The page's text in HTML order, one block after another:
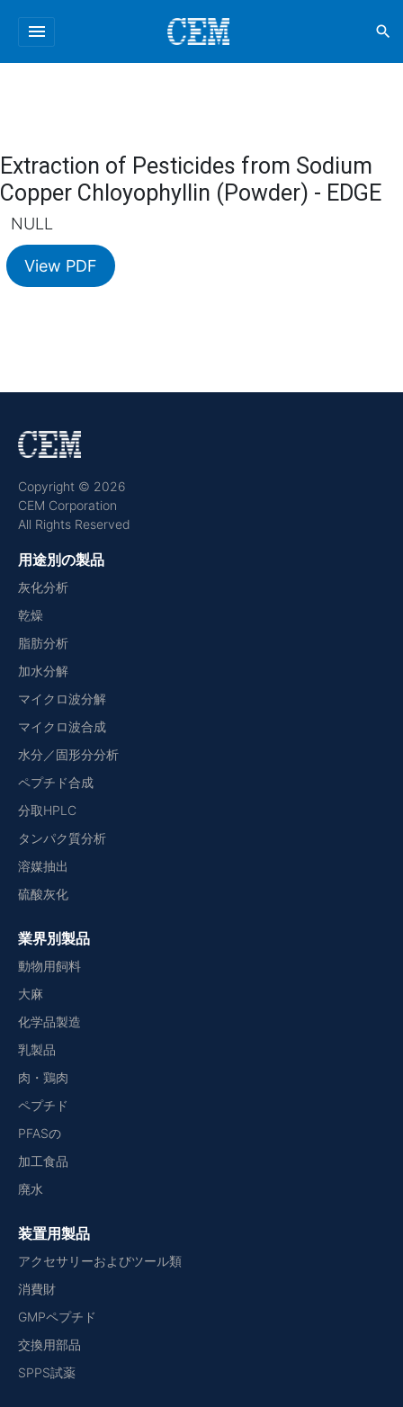
menu search
Extraction of Pesticides from Sodium
Copper Chloyophyllin (Powder) - EDGE
NULL
View PDF
Copyright © 2026
CEM Corporation
All Rights Reserved
用途別の製品
灰化分析
乾燥
脂肪分析
加水分解
マイクロ波分解
マイクロ波合成
水分／固形分分析
ペプチド合成
分取HPLC
タンパク質分析
溶媒抽出
硫酸灰化
業界別製品
動物用飼料
大麻
化学品製造
乳製品
肉・鶏肉
ペプチド
PFASの
加工食品
廃水
装置用製品
アクセサリーおよびツール類
消費財
GMPペプチド
交換用部品
SPPS試薬